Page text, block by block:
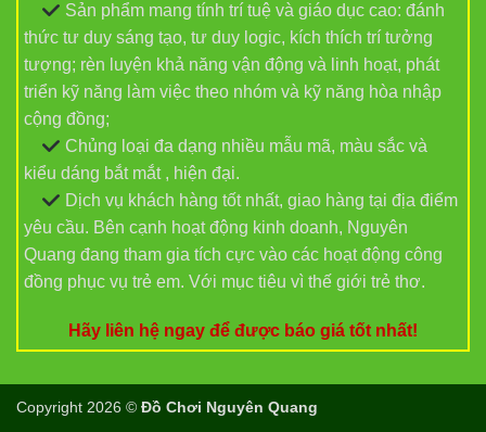
Sản phẩm mang tính trí tuệ và giáo dục cao: đánh
thức tư duy sáng tạo, tư duy logic, kích thích trí tưởng
tượng; rèn luyện khả năng vận động và linh hoạt, phát
triển kỹ năng làm việc theo nhóm và kỹ năng hòa nhập
cộng đồng;
Chủng loại đa dạng nhiều mẫu mã, màu sắc và
kiểu dáng bắt mắt , hiện đại.
Dịch vụ khách hàng tốt nhất, giao hàng tại địa điểm
yêu cầu. Bên cạnh hoạt động kinh doanh, Nguyên
Quang đang tham gia tích cực vào các hoạt động công
đồng phục vụ trẻ em. Với mục tiêu vì thế giới trẻ thơ.
Hãy liên hệ ngay để được báo giá tốt nhất!
Copyright 2026 © Đồ Chơi Nguyên Quang